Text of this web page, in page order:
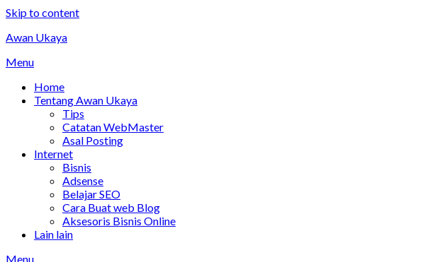
Skip to content
Awan Ukaya
Menu
Home
Tentang Awan Ukaya
Tips
Catatan WebMaster
Asal Posting
Internet
Bisnis
Adsense
Belajar SEO
Cara Buat web Blog
Aksesoris Bisnis Online
Lain lain
Menu